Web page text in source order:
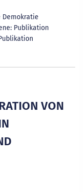
Demokratie
Publikation
VON